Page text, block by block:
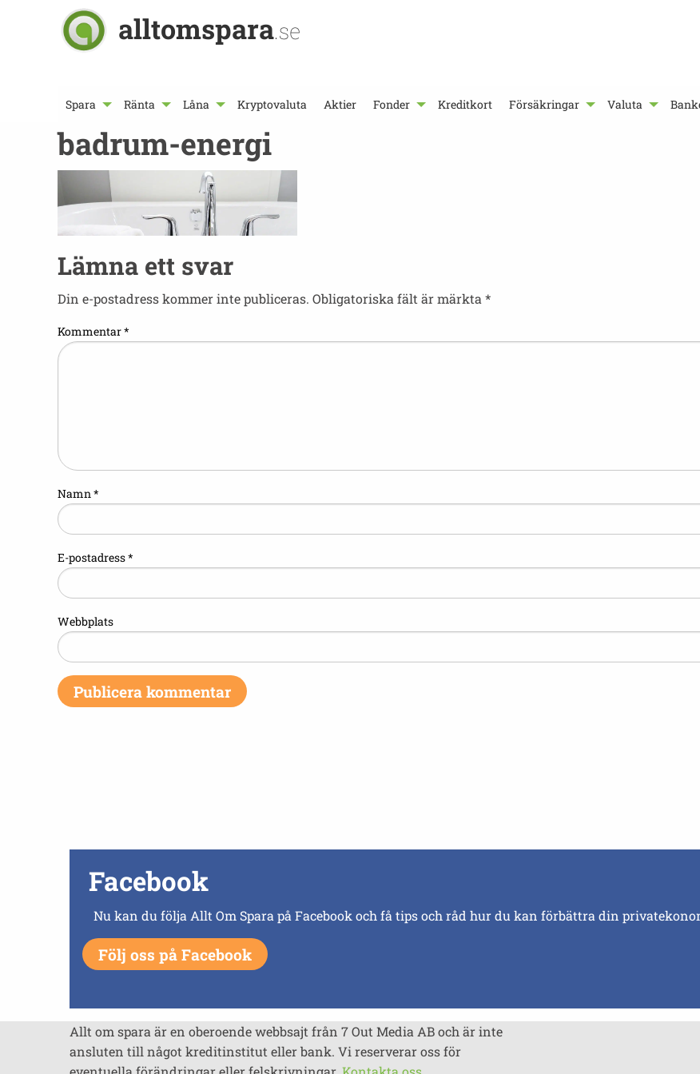
alltomspara.se
Spara Ränta Låna Kryptovaluta Aktier Fonder Kreditkort Försäkringar Valuta
badrum-energi
Lämna ett svar
Din e-postadress kommer inte publiceras. Obligatoriska fält är märkta *
Kommentar*
Namn*
E-postadress*
Webbplats
Facebook
Nu kan du följa Allt Om Spara på Facebook och få tips och råd hur du kan förbättra din
Följ oss på Facebook
Allt om spara är en oberoende webbsajt från 7 Out Media AB och är inte
ansluten till något kreditinstitut eller bank. Vi reserverar oss för